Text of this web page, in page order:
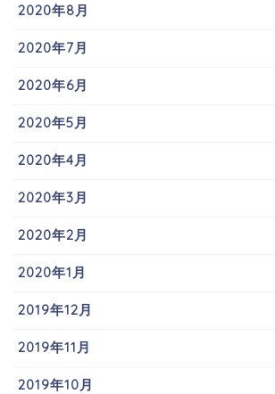
2020年8月
2020年7月
2020年6月
2020年5月
2020年4月
2020年3月
2020年2月
2020年1月
2019年12月
2019年11月
2019年10月